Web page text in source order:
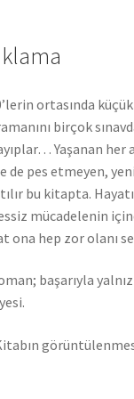
ortasında
birçok
Yaşanan her
de pes etmeyen,
bu kitapta.
mücadelenin
ona hep zor olanı
başarıyla